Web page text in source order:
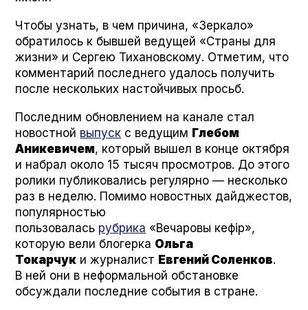
Чтобы узнать, в чем причина, «Зеркало»
обратилось к бывшей ведущей «Страны для
жизни» и Сергею Тихановскому. Отметим, что
комментарий последнего удалось получить
после нескольких настойчивых просьб.
Последним обновлением на канале стал
новостной выпуск с ведущим Глебом
Аникевичем, который вышел в конце октября
и набрал около 15 тысяч просмотров. До этого
ролики публиковались регулярно — несколько
раз в неделю. Помимо новостных дайджестов,
популярностью
пользовалась рубрика «Вечаровы кефір»,
которую вели блогерка Ольга
Токарчук и журналист Евгений Соленков.
В ней они в неформальной обстановке
обсуждали последние события в стране.